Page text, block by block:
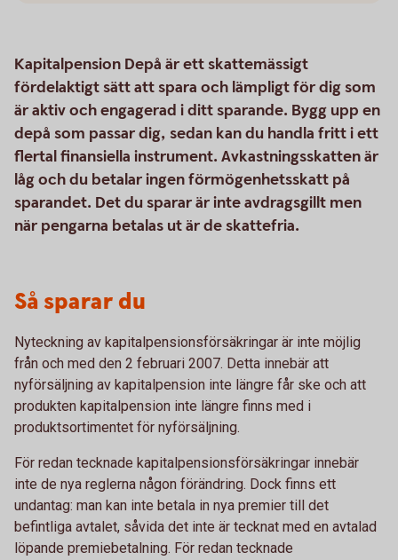
Kapitalpension Depå är ett skattemässigt
fördelaktigt sätt att spara och lämpligt för dig som
är aktiv och engagerad i ditt sparande. Bygg upp en
depå som passar dig, sedan kan du handla fritt i ett
flertal finansiella instrument. Avkastningsskatten är
låg och du betalar ingen förmögenhetsskatt på
sparandet. Det du sparar är inte avdragsgillt men
när pengarna betalas ut är de skattefria.
Så sparar du
Nyteckning av kapitalpensionsförsäkringar är inte möjlig
från och med den 2 februari 2007. Detta innebär att
nyförsäljning av kapitalpension inte längre får ske och att
produkten kapitalpension inte längre finns med i
produktsortimentet för nyförsäljning.
För redan tecknade kapitalpensionsförsäkringar innebär
inte de nya reglerna någon förändring. Dock finns ett
undantag: man kan inte betala in nya premier till det
befintliga avtalet, såvida det inte är tecknat med en avtalad
löpande premiebetalning. För redan tecknade